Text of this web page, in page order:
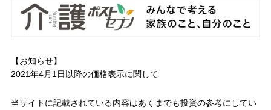
【お知らせ】
2021年4月1日以降の価格表示に関して
当サイトに記載されている内容はあくまでも投資の参考にしてい